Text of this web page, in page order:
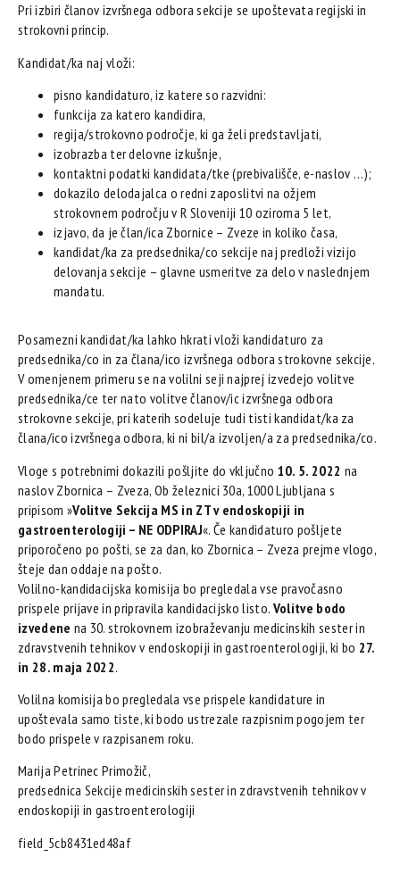
Pri izbiri članov izvršnega odbora sekcije se upoštevata regijski in
strokovni princip.
Kandidat/ka naj vloži:
pisno kandidaturo, iz katere so razvidni:
funkcija za katero kandidira,
regija/strokovno področje, ki ga želi predstavljati,
izobrazba ter delovne izkušnje,
kontaktni podatki kandidata/tke (prebivališče, e-naslov …);
dokazilo delodajalca o redni zaposlitvi na ožjem
strokovnem področju v R Sloveniji 10 oziroma 5 let,
izjavo, da je član/ica Zbornice – Zveze in koliko časa,
kandidat/ka za predsednika/co sekcije naj predloži vizijo
delovanja sekcije – glavne usmeritve za delo v naslednjem
mandatu.
Posamezni kandidat/ka lahko hkrati vloži kandidaturo za
predsednika/co in za člana/ico izvršnega odbora strokovne sekcije.
V omenjenem primeru se na volilni seji najprej izvedejo volitve
predsednika/ce ter nato volitve članov/ic izvršnega odbora
strokovne sekcije, pri katerih sodeluje tudi tisti kandidat/ka za
člana/ico izvršnega odbora, ki ni bil/a izvoljen/a za predsednika/co.
Vloge s potrebnimi dokazili pošljite do vključno 10. 5. 2022 na
naslov Zbornica – Zveza, Ob železnici 30a, 1000 Ljubljana s
pripisom »Volitve Sekcija MS in ZT v endoskopiji in
gastroenterologiji – NE ODPIRAJ«. Če kandidaturo pošljete
priporočeno po pošti, se za dan, ko Zbornica – Zveza prejme vlogo,
šteje dan oddaje na pošto.
Volilno-kandidacijska komisija bo pregledala vse pravočasno
prispele prijave in pripravila kandidacijsko listo. Volitve bodo
izvedene na 30. strokovnem izobraževanju medicinskih sester in
zdravstvenih tehnikov v endoskopiji in gastroenterologiji, ki bo 27.
in 28. maja 2022.
Volilna komisija bo pregledala vse prispele kandidature in
upoštevala samo tiste, ki bodo ustrezale razpisnim pogojem ter
bodo prispele v razpisanem roku.
Marija Petrinec Primožič,
predsednica Sekcije medicinskih sester in zdravstvenih tehnikov v
endoskopiji in gastroenterologiji
field_5cb8431ed48af